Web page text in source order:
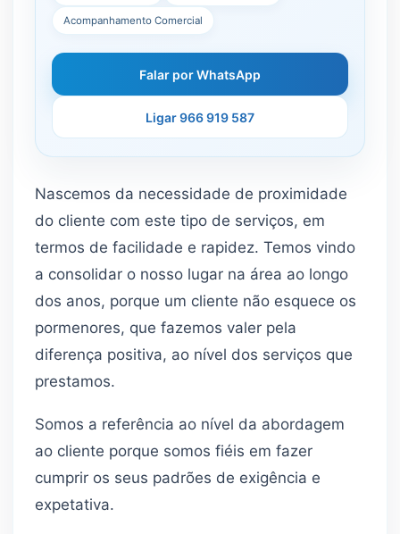
Acompanhamento Comercial
Falar por WhatsApp
Ligar 966 919 587
Nascemos da necessidade de proximidade
do cliente com este tipo de serviços, em
termos de facilidade e rapidez. Temos vindo
a consolidar o nosso lugar na área ao longo
dos anos, porque um cliente não esquece os
pormenores, que fazemos valer pela
diferença positiva, ao nível dos serviços que
prestamos.
Somos a referência ao nível da abordagem
ao cliente porque somos fiéis em fazer
cumprir os seus padrões de exigência e
expetativa.